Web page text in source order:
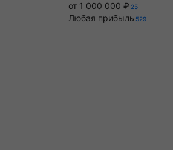
от 1 000 000 ₽ 25
Любая прибыль 529